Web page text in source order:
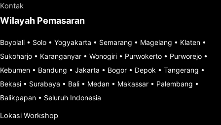
Kontak
Wilayah Pemasaran
Boyolali • Solo • Yogyakarta • Semarang • Magelang • Klaten •
Sukoharjo • Karanganyar • Wonogiri • Purwokerto • Purworejo •
Kebumen • Bandung • Jakarta • Bogor • Depok • Tangerang •
Bekasi • Surabaya • Bali • Medan • Makassar • Palembang •
Balikpapan • Seluruh Indonesia
Lokasi Workshop